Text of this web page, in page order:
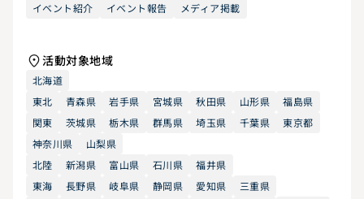
イベント紹介
イベント報告 メディア掲載
活動対象地域
北海道
東北
青森県 岩手県 宮城県 秋田県 山形県
福島県
関東
茨城県 栃木県 群馬県 埼玉県 千葉県
東京都
神奈川県
山梨県
北陸
新潟県 富山県 石川県
福井県
東海
長野県 岐阜県 静岡県 愛知県
三重県